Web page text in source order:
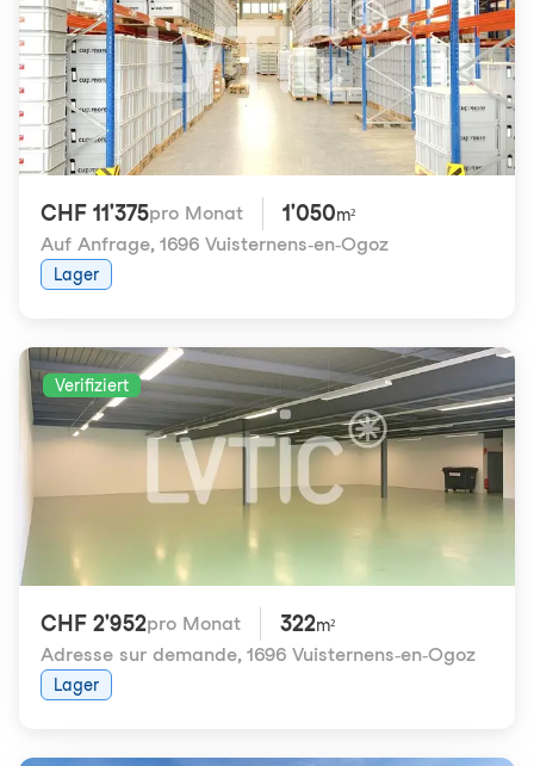
CHF 11'375pro Monat 1'050m²
Auf Anfrage, 1696 Vuisternens-en-Ogoz
Lager
Verifiziert
CHF 2'952pro Monat 322m²
Adresse sur demande, 1696 Vuisternens-en-Ogoz
Lager